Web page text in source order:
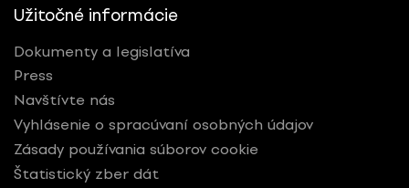
Užitočné informácie
Dokumenty a legislatíva
Press
Navštívte nás
Vyhlásenie o spracúvaní osobných údajov
Zásady používania súborov cookie
Štatistický zber dát